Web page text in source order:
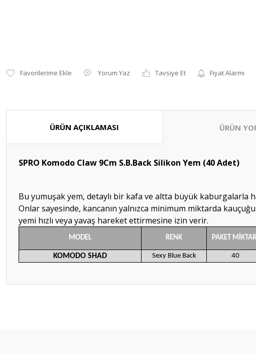
Yorum Yaz Tavsiye Et Fiyat Alarmı
ÜRÜN AÇIKLAMASI ÜRÜN
SPRO Komodo Claw 9Cm S.B.Back Silikon Yem (40 Adet)
Bu yumuşak yem, detaylı bir kafa ve altta büyük kaburgalarla
Onlar sayesinde, kancanın yalnızca minimum miktarda
yemi hızlı veya yavaş hareket ettirmesine izin verir.
MODEL RENK PAKET
KOMODO SHAD Sexy Blue Back 40